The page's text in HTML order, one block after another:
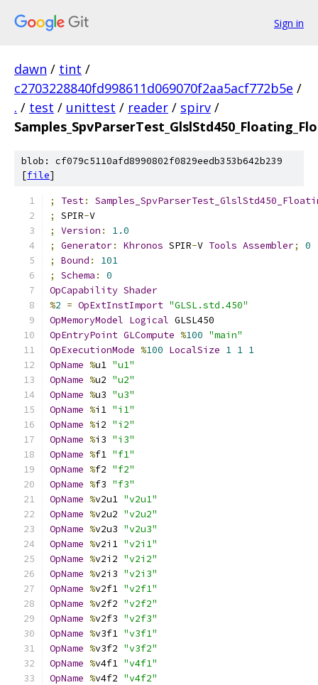
Sign in
dawn / tint /
c2703228840fd998611d069070f2aa5acf772b5e /
. / test / unittest / reader / spirv /
blob: cf079c5110afd8990802f0829eedb353b642b239
[file]
; Test:
;
SPIR-V
;
Version :
1.0
;
Generator: Khronos SPIR-V Tools Assembler;
0
;
Bound :
101
;
Schema :
0
OpCapability Shader
%2 = OpExtInstImport "GLSL.std.450"
OpMemoryModel Logical GLSL450
OpEntryPoint GLCompute %100 "main"
OpExecutionMode %100 LocalSize 1 1 1
OpName %u1 "u1"
OpName %u2 "u2"
OpName %u3 "u3"
OpName %i1 "i1"
OpName %i2 "i2"
OpName %i3 "i3"
OpName %f1 "f1"
OpName %f2 "f2"
OpName %f3 "f3"
OpName %v2u1 "v2u1"
OpName %v2u2 "v2u2"
OpName %v2u3 "v2u3"
OpName %v2i1 "v2i1"
OpName %v2i2 "v2i2"
OpName %v2i3 "v2i3"
OpName %v2f1 "v2f1"
OpName %v2f2 "v2f2"
OpName %v2f3 "v2f3"
OpName %v3f1 "v3f1"
OpName %v3f2 "v3f2"
OpName %v4f1 "v4f1"
OpName %v4f2 "v4f2"